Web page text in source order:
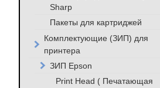
Sharp
Пакеты для картриджей
Комплектующие (ЗИП) для
принтера
ЗИП Epson
Print Head ( Печатающая